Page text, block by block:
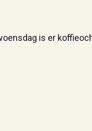
is er